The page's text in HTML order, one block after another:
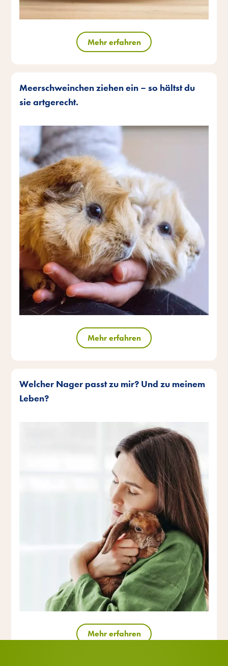
Mehr erfahren
Meerschweinchen ziehen ein – so hältst du
sie artgerecht.
Mehr erfahren
Welcher Nager passt zu mir? Und zu meinem
Leben?
Mehr erfahren